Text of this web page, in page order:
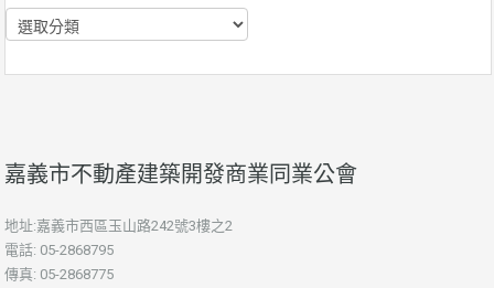
分
類
嘉義市不動產建築開發商業同業公會
地址:嘉義市西區玉山路242號3樓之2
電話: 05-2868795
傳真: 05-2868775